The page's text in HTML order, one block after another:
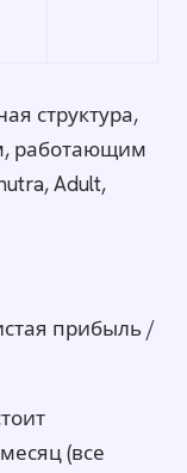
структура,
работающим
Adult,
прибыль /
(все